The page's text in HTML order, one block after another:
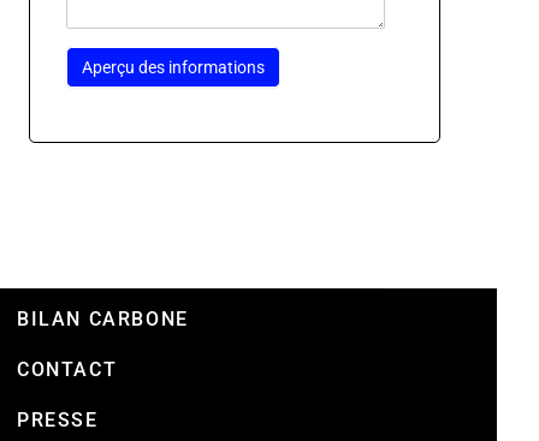
BILAN CARBONE
CONTACT
PRESSE